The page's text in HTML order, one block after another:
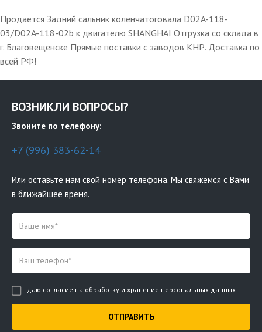
Продается Задний сальник коленчатоговала D02A-118-
03/D02A-118-02b к двигателю SHANGHAI Отгрузка со склада в
г. Благовещенске Прямые поставки с заводов КНР. Доставка по
всей РФ!
ВОЗНИКЛИ ВОПРОСЫ?
Звоните по телефону:
+7 (996) 383-62-14
Или оставьте нам свой номер телефона. Мы свяжемся с Вами
в ближайшее время.
даю согласие на обработку и хранение персональных данных